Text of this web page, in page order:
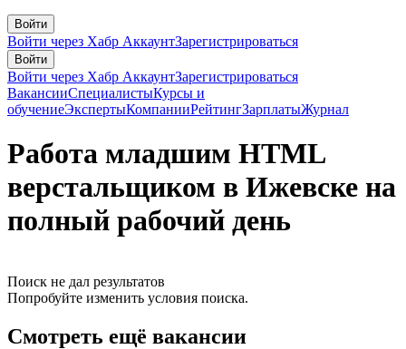
Войти
Войти через Хабр АккаунтЗарегистрироваться
Войти
Войти через Хабр АккаунтЗарегистрироваться
ВакансииСпециалистыКурсы и
обучениеЭкспертыКомпанииРейтингЗарплатыЖурнал
Работа младшим HTML
верстальщиком в Ижевске на
полный рабочий день
Поиск не дал результатов
Попробуйте изменить условия поиска.
Смотреть ещё вакансии